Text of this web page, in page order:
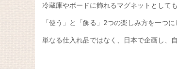
冷蔵庫やボードに飾れるマグネットとしても
「使う」と「飾る」2つの楽しみ方を一つに
単なる仕入れ品ではなく、日本で企画し、